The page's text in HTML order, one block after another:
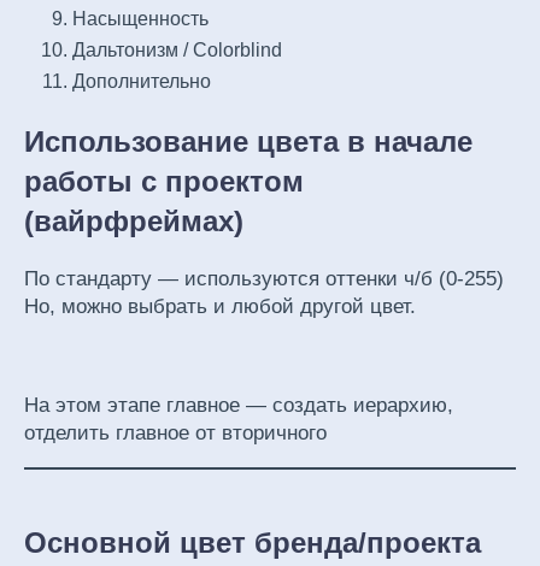
Насыщенность
Дальтонизм / Colorblind
Дополнительно
Использование цвета в начале
работы с проектом
(вайрфреймах)
По стандарту — используются оттенки ч/б (0-255)
Но, можно выбрать и любой другой цвет.
На этом этапе главное — создать иерархию,
отделить главное от вторичного
Основной цвет бренда/проекта